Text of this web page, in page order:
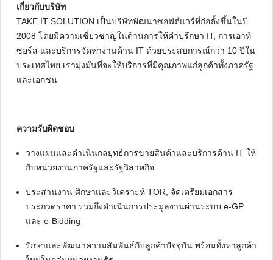
เกี่ยวกับบริษัท
TAKE IT SOLUTION เป็นบริษัทพัฒนาซอฟต์แวร์ที่ก่อตั้งขึ้นในปี
2008 โดยมีความเชี่ยวชาญในด้านการให้คำปรึกษา IT, การเอาท์
ซอร์ส และบริการจัดหางานด้าน IT ด้วยประสบการณ์กว่า 10 ปีใน
ประเทศไทย เรามุ่งมั่นที่จะให้บริการที่มีคุณภาพแก่ลูกค้าทั้งภาครัฐ
และเอกชน
ความรับผิดชอบ
วางแผนและดำเนินกลยุทธ์การขายสินค้าและบริการด้าน IT ให้
กับหน่วยงานภาครัฐและรัฐวิสาหกิจ
ประสานงาน ศึกษาและวิเคราะห์ TOR, จัดเตรียมเอกสาร
ประกวดราคา รวมถึงดำเนินการประมูลงานผ่านระบบ e-GP
และ e-Bidding
รักษาและพัฒนาความสัมพันธ์กับลูกค้าปัจจุบัน พร้อมทั้งหาลูกค้า